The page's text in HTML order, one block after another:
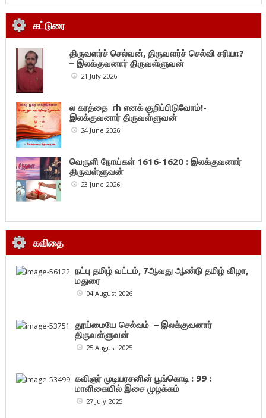
கட்டுரை
திருவளர்ச் செல்வன், திருவளர்ச் செல்வி சரியா?
– இலக்குவனார் திருவள்ளுவன்
21 July 2026
ல கரத்தை rh எனக் குறிப்பிடுவோம்!-
இலக்குவனார் திருவள்ளுவன்
24 June 2026
வெருளி நோய்கள் 1616-1620 : இலக்குவனார்
திருவள்ளுவன்
23 June 2026
கவிதை
நட்பு தமிழ் வட்டம், 7ஆவது ஆண்டு தமிழ் விழா,
மதுரை
04 August 2026
தூய்மையே செல்வம் – இலக்குவனார்
திருவள்ளுவன்
25 August 2025
கவிஞர் முடியரசனின் பூங்கொடி : 99 :
மாளிகையில் இசை முழக்கம்
27 July 2025